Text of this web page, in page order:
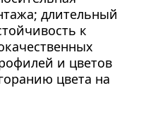
длительный
к
и цветов
цвета на